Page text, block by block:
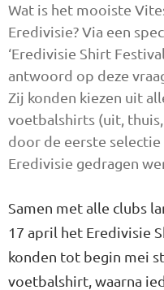
Wat is het mooiste
Eredivisie? Via een
‘Eredivisie Shirt
antwoord op deze
Zij konden kiezen uit
voetbalshirts (uit,
door de eerste selectie
Eredivisie gedragen
Samen met alle clubs
17 april het Eredivisie
konden tot begin mei
voetbalshirt, waarna